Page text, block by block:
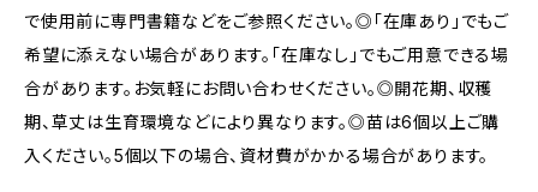
で使用前に専門書籍などをご参照ください。◎「在庫あり」でもご
希望に添えない場合があります。「在庫なし」でもご用意できる場
合があります。お気軽にお問い合わせください。◎開花期、収穫
期、草丈は生育環境などにより異なります。◎苗は6個以上ご購
入ください。5個以下の場合、資材費がかかる場合があります。